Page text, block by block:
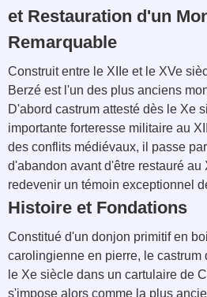
et Restauration d'un
Remarquable
Construit entre le XIIe et le XVe
Berzé est l'un des plus anciens
D'abord castrum attesté dès le Xe
importante forteresse militaire au
des conflits médiévaux, il passe
d'abandon avant d'être restauré au
redevenir un témoin exceptionnel
Histoire et Fondations
Constitué d'un donjon primitif en
carolingienne en pierre, le castrum
le Xe siècle dans un cartulaire de
s'impose alors comme la plus